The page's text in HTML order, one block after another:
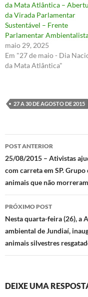
da Mata Atlântica –
da Virada Parlamentar
Sustentável – Frente
Parlamentar
maio 29, 2025
Em "27 de maio - Dia
da Mata Atlântica"
27 A 30 DE AGOSTO DE 2015
Navegação
de
posts
POST ANTERIOR
25/08/2015 – Ativistas
com carreta em SP.
animais que não
PRÓXIMO POST
Nesta quarta-feira (26), a
ambiental de Jundiaí,
animais silvestres
DEIXE UMA